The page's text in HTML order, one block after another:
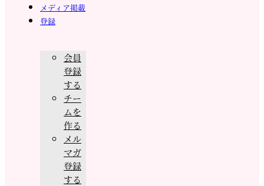
メディア掲載
登録
会員
登録
する
チー
ムを
作る
メル
マガ
登録
する